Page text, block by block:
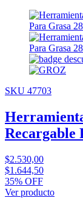
SKU 47703
Recargable
$2.530,00
$1.644,50
35% OFF
Ver producto